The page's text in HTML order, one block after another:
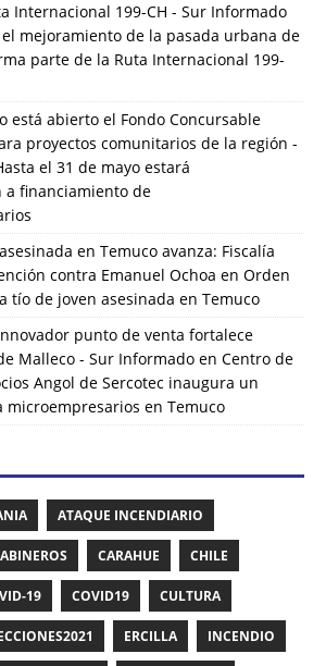
Internacional 199-CH - Sur Informado
mejoramiento de la pasada urbana de
parte de la Ruta Internacional 199-
está abierto el Fondo Concursable
proyectos comunitarios de la región -
el 31 de mayo estará
financiamiento de
en Temuco avanza: Fiscalía
contra Emanuel Ochoa en Orden
tío de joven asesinada en Temuco
punto de venta fortalece
Malleco - Sur Informado en Centro de
Angol de Sercotec inaugura un
microempresarios en Temuco
ATAQUE INCENDIARIO
CARAHUE CHILE
19 COVID19 CULTURA
ERCILLA INCENDIO